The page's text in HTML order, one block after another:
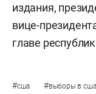
издания,
вице-
главе
#сша #выборы в сша